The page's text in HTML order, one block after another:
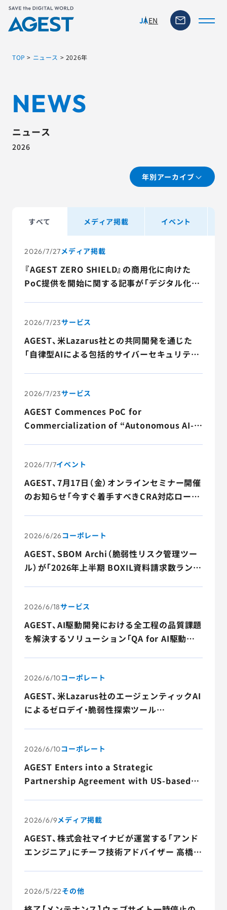
JAEN
脆弱性リスク管理ツール
AGESTの強み
セミナー・イベント
事例紹介
会社情報
サービスお問い合わせ専用番号
03-6865-4864
TOP > ニュース > 2026年
NEWS
ニュース
2026
年別アーカイブ
すべて メディア掲載 イベント
2026/7/27メディア掲載
『AGEST ZERO SHIELD』の商用化に向けた
PoC提供を開始に関する記事が「デジタル化の
2026/7/23サービス
AGEST、米Lazarus社との共同開発を通じた
「自律型AIによる包括的サイバーセキュリティ
2026/7/23サービス
AGEST Commences PoC for
Commercialization of “Autonomous AI-
Developed with US-Based Lazarus
2026/7/7イベント
AGEST、7月17日（金）オンラインセミナー開催
のお知らせ「今すぐ着手すべきCRA対応ロード
2026/6/26コーポレート
AGEST、SBOM Archi（脆弱性リスク管理ツー
ル）が「2026年上半期 BOXIL資料請求数ランキ
2026/6/18サービス
AGEST、AI駆動開発における全工程の品質課題
を解決するソリューション「QA for AI駆動開
2026/6/10コーポレート
AGEST、米Lazarus社のエージェンティックAI
によるゼロデイ・脆弱性探索ツール
する業務提携契約を締結
2026/6/10コーポレート
AGEST Enters into a Strategic
Partnership Agreement with US-based
Cybersecurity Platform Leveraging
“Clearwing,” a Zero-Day Vulnerability
Discovery Tool Powered by Lazarus’s
2026/6/9メディア掲載
AGEST、株式会社マイナビが運営する「アンド
エンジニア」にチーフ技術アドバイザー 高橋
2026/5/22その他